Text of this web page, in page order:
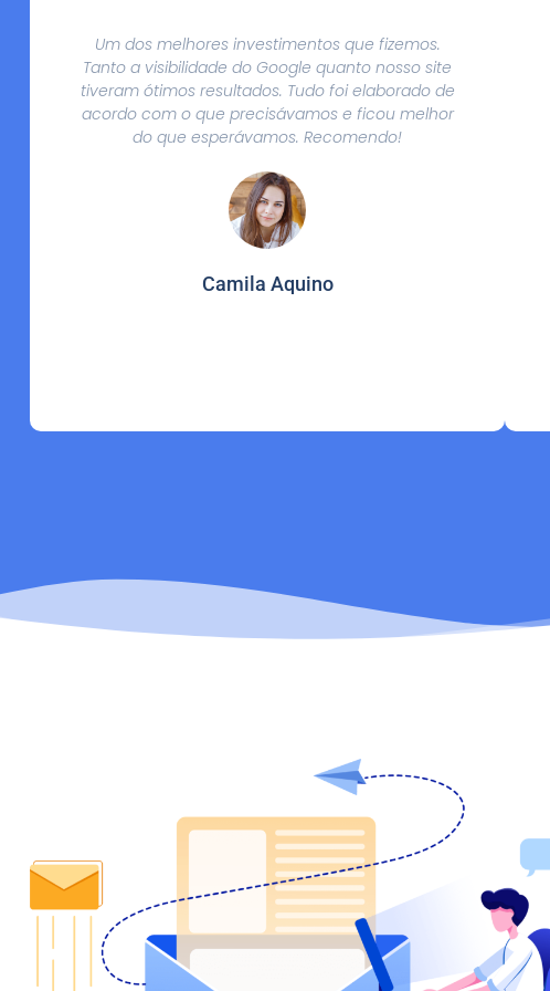
Um dos melhores investimentos que fizemos.
Tanto a visibilidade do Google quanto nosso site
tiveram ótimos resultados. Tudo foi elaborado de
acordo com o que precisávamos e ficou melhor
do que esperávamos. Recomendo!
Camila Aquino